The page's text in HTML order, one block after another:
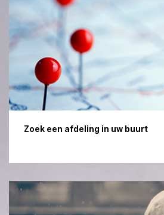
Zoek een afdeling in uw buurt